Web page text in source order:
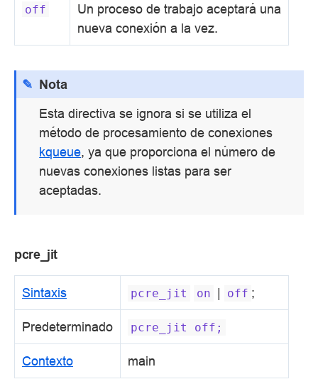
off
Un proceso de trabajo aceptará una
nueva conexión a la vez.
Nota
Esta directiva se ignora si se utiliza el
método de procesamiento de conexiones
kqueue, ya que proporciona el número de
nuevas conexiones listas para ser
aceptadas.
pcre_jit
Sintaxis pcre_jit on | off ;
Predeterminado pcre_jit off;
Contexto main